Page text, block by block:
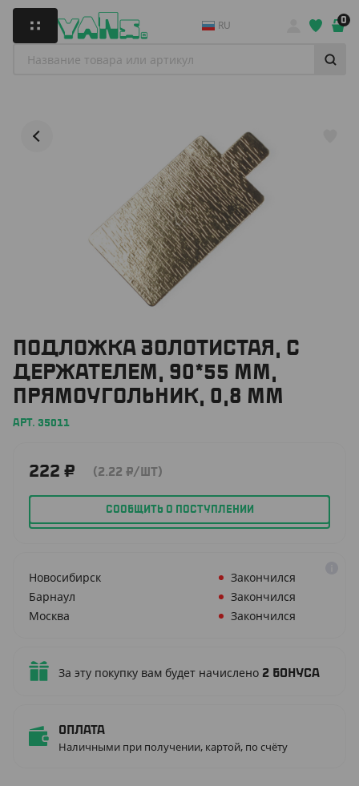
RU 0
ПОДЛОЖКА ЗОЛОТИСТАЯ, С
ДЕРЖАТЕЛЕМ, 90*55 ММ,
ПРЯМОУГОЛЬНИК, 0,8 ММ
АРТ. 35011
222 ₽ (2.22 ₽/ШТ)
СООБЩИТЬ О ПОСТУПЛЕНИИ
Новосибирск
Закончился
Барнаул
Закончился
Москва
Закончился
За эту покупку вам будет начислено 2 бонуса
Оплата
Наличными при получении, картой, по счёту